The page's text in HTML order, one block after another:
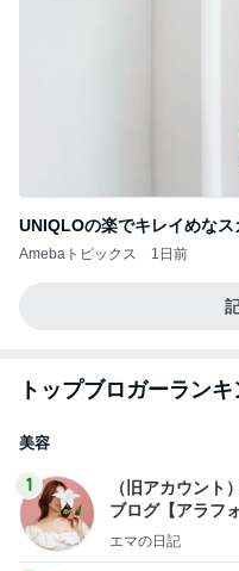
UNIQLOの楽でキレイめなス
Amebaトピックス 1日前
トップブロガーラン
美容
1
（旧アカウント
ブログ【アラフ
社売却セカンドラ
エマの日記